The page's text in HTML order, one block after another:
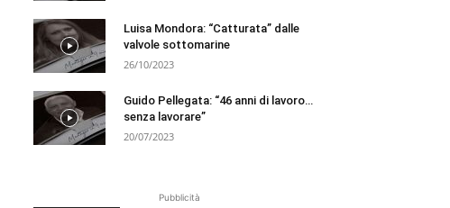
Luisa Mondora: “Catturata” dalle
valvole sottomarine
26/10/2023
Guido Pellegata: “46 anni di lavoro…
senza lavorare”
20/07/2023
Pubblicità